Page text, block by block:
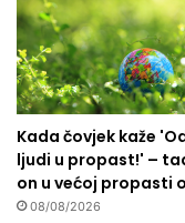
Kada čovjek kaže
ljudi u propast!' –
on u većoj propasti
08/08/2026